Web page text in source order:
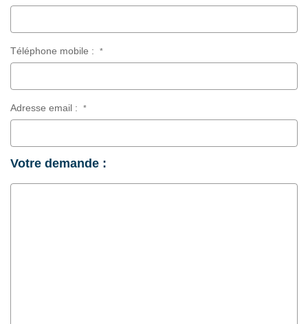
Téléphone mobile : *
Adresse email : *
Votre demande :